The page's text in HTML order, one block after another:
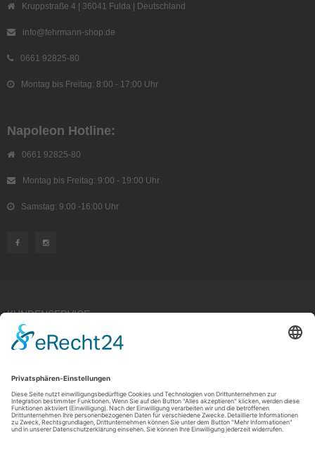
Kruppstraße 4 | 36041 Fulda | Deutschland
info@fehrmann-shop.de
0661 92825-80
Montag bis Freitag: 8:00 - 17:00 Uhr
Napoleon Hotline:
0661 92825-80
Montag bis Freitag: 9:00 - 19:00 Uhr
Samstag: 9:00 -16:00 Uhr
KUNDENSERVICE
ÜBER UNS